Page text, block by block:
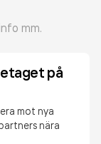
mm.
på
mot nya
nära